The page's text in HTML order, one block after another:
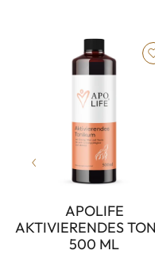
APOLIFE
AKTIVIERENDES
500 ML